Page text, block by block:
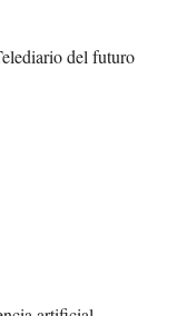
del futuro